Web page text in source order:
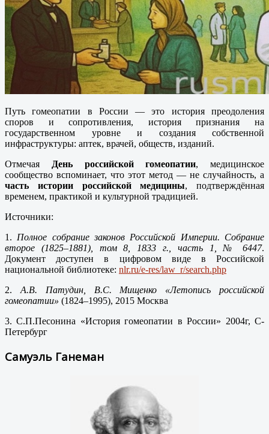
Путь гомеопатии в России — это история преодоления
споров и сопротивления, история признания на
государственном уровне и создания собственной
инфраструктуры: аптек, врачей, обществ, изданий.
Отмечая
День российской гомеопатии, медицинское
сообщество вспоминает, что этот метод — не случайность, а
часть истории российской медицины, подтверждённая
временем, практикой и культурной традицией.
Источники:
1. Полное собрание законов Российской Империи. Собрание
второе (1825–1881), том 8, 1833 г., часть 1, № 6447.
Документ доступен в цифровом виде в Российской
национальной библиотеке: nlr.ru/e-res/law_r/search.php
2. А.В. Патудин, В.С. Мищенко «Летопись российской
гомеопатии» (1824–1995), 2015 Москва
3. С.П.Песонина «История гомеопатии в России» 2004г, С-
Петербург
Самуэль Ганеман